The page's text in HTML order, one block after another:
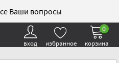
Ваши вопросы
вход избранное корзина
0